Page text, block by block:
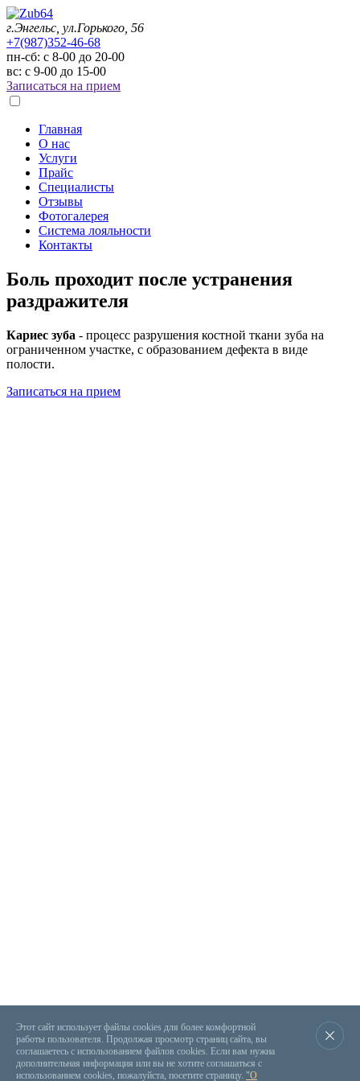
г.Энгельс, ул.Горького, 56
+7(987)352-46-68
пн-сб: с 8-00 до 20-00
вс: с 9-00 до 15-00
Записаться на прием
Главная
О нас
Услуги
Прайс
Специалисты
Отзывы
Фотогалерея
Система лояльности
Контакты
Боль проходит после устранения
раздражителя
Кариес зуба - процесс разрушения костной ткани зуба на
ограниченном участке, с образованием дефекта в виде
полости.
Записаться на прием
Этот сайт использует файлы cookies для более комфортной
работы пользователя. Продолжая просмотр страниц сайта, вы
соглашаетесь с использованием файлов cookies. Если вам нужна
дополнительная информация или вы не хотите соглашаться с
использованием cookies, пожалуйста, посетите страницу. "О